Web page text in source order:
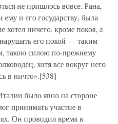
не пришлось вовсе. Рана,
и его государству, была
ничего, кроме покоя, а
его покой — таким
такою силою по-прежнему
хотя все вокруг него
в ничто».[538]
было явно на стороне
принимать участие в
Он проводил время в